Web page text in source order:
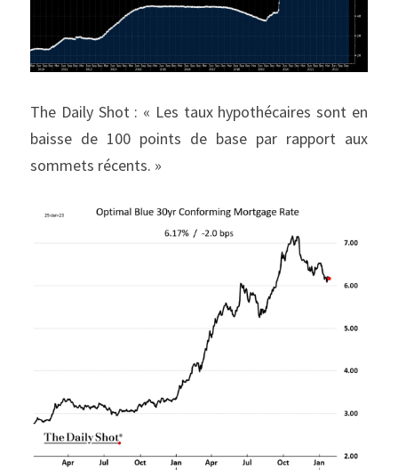
The Daily Shot : « Les taux hypothécaires sont en
baisse de 100 points de base par rapport aux
sommets récents. »